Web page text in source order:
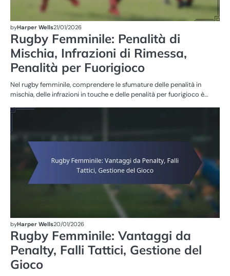
byHarper Wells21/01/2026
Rugby Femminile: Penalità di
Mischia, Infrazioni di Rimessa,
Penalità per Fuorigioco
Nel rugby femminile, comprendere le sfumature delle penalità in
mischia, delle infrazioni in touche e delle penalità per fuorigioco è…
byHarper Wells20/01/2026
Rugby Femminile: Vantaggi da
Penalty, Falli Tattici, Gestione del
Gioco